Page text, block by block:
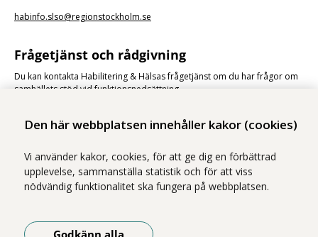
Den här webbplatsen innehåller kakor (cookies)
Vi använder kakor, cookies, för att ge dig en förbättrad
upplevelse, sammanställa statistik och för att viss
nödvändig funktionalitet ska fungera på webbplatsen.
Godkänn alla
habinfo.slso@regionstockholm.se
Frågetjänst och rådgivning
Du kan kontakta Habilitering & Hälsas frågetjänst om du har frågor om
samhällets stöd vid funktionsnedsättning.
Vi ingår i Stockholms läns sjukvårdsområde som erbjuder hälso- och